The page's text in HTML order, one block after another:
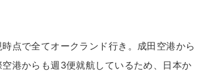
点で全てオークランド行き。成田空港から
港からも週3便就航しているため、日本か